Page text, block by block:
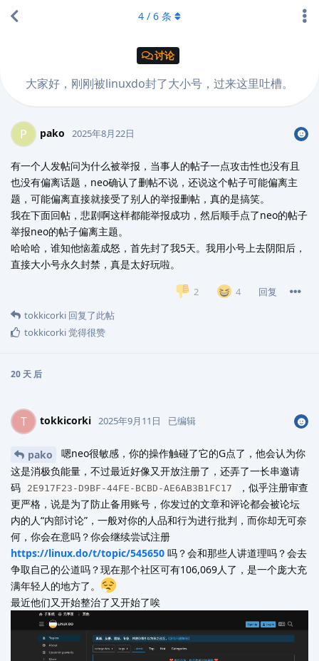
讨论
大家好，刚刚被linuxdo封了大小号，过来这里吐槽。
4 / 6 条
P pako 2025年8月22日
有一个人发帖问为什么被举报，当事人的帖子一点攻击性也没有且
也没有偏离话题，neo确认了删帖不说，还说这个帖子可能偏离主
题，可能偏离直接就接受了别人的举报删帖，真的是搞笑。
我在下面回帖，悲剧啊这样都能举报成功，然后顺手点了neo的帖子
举报neo的帖子偏离主题。
哈哈哈，谁知他恼羞成怒，首先封了我5天。我用小号上去阴阳后，
直接大小号永久封禁，真是太好玩啦。
2 4
回复
tokkicorki 回复了此帖
tokkicorki觉得很赞
20 天 后
T tokkicorki 2025年9月11日 已编辑
pako
嗯neo很敏感，你的操作触碰了它的G点了，他会认为你
这是消极负能量，不过最近好像又开放注册了，还弄了一长串邀请
码
2E917F23-D9BF-44FE-BCBD-AE6AB3B1FC17
，似乎注册审查
更严格，说是为了防止备用账号，你发过的文章和评论都会被论坛
内的人“内部讨论”，一般对你的人品和行为进行批判，而你却无可奈
何，你会在意吗？你会继续尝试注册
https://linux.do/t/topic/545650 吗？会和那些人讲道理吗？会去
争取自己的公道吗？现在那个社区可有106,069人了，是一个庞大充
满年轻人的地方了。
最近他们又开始整治了又开始了唉